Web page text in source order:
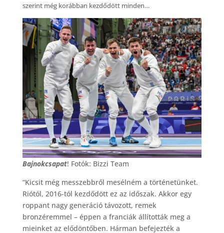
szerint még korábban kezdődött minden…
Bajnokcsapat! Fotók: Bizzi Team
“Kicsit még messzebbről mesélném a történetünket.
Riótól, 2016-tól kezdődött ez az időszak. Akkor egy
roppant nagy generáció távozott, remek
bronzéremmel – éppen a franciák állították meg a
mieinket az elődöntőben. Hárman befejezték a